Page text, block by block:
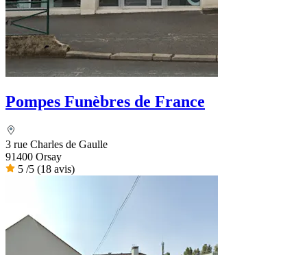
Pompes Funèbres de France
3 rue Charles de Gaulle
91400 Orsay
5 /5 (18 avis)